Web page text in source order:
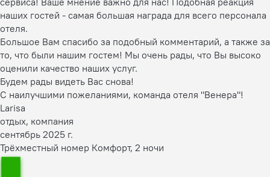
наших гостей - самая большая награда для всего персонала
отеля.
Большое Вам спасибо за подобный комментарий, а также за
то, что были нашим гостем! Мы очень рады, что Вы высоко
оценили качество наших услуг.
Будем рады видеть Вас снова!
С наилучшими пожеланиями, команда отеля "Венера"!
Larisa
отдых, компания
сентябрь 2025 г.
Трёхместный номер Комфорт, 2 ночи